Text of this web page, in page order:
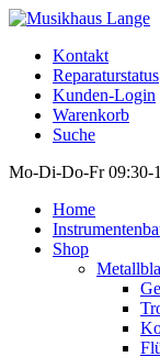
Kontakt
Reparaturstatus
Kunden-Login
Warenkorb
Suche
Mo-Di-Do-Fr 09:30-
Home
Shop